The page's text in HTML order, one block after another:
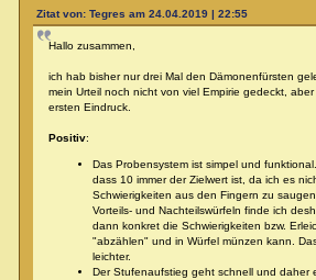
Zitat von: Tegres am 24.04.2019 | 22:55
Hallo zusammen,
ich hab bisher nur drei Mal den Dämonenfürsten
mein Urteil noch nicht von viel Empirie gedeckt,
ersten Eindruck.
Positiv:
Das Probensystem ist simpel und
dass 10 immer der Zielwert ist, da ich es
Schwierigkeiten aus den Fingern zu
Vorteils- und Nachteilswürfeln finde ich
dann konkret die Schwierigkeiten bzw.
"abzählen" und in Würfel münzen kann.
leichter.
Der Stufenaufstieg geht schnell und daher